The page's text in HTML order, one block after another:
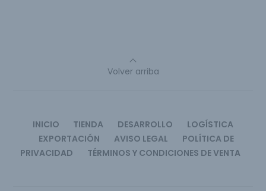
Volver arriba
INICIO TIENDA DESARROLLO
LOGÍSTICA
EXPORTACIÓN
AVISO LEGAL
POLÍTICA DE
PRIVACIDAD
TÉRMINOS Y CONDICIONES DE VENTA